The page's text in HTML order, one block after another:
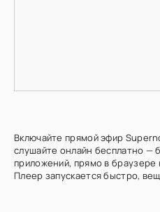
Включайте прямой эфир
слушайте онлайн бесплатно —
приложений, прямо в
Плеер запускается быстро,